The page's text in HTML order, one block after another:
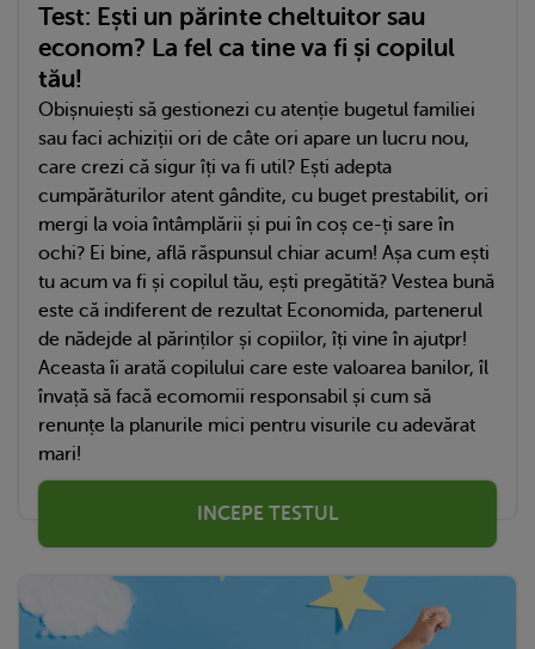
Test: Ești un părinte cheltuitor sau
econom? La fel ca tine va fi și copilul
tău!
Obișnuiești să gestionezi cu atenție bugetul familiei
sau faci achiziții ori de câte ori apare un lucru nou,
care crezi că sigur îți va fi util? Ești adepta
cumpărăturilor atent gândite, cu buget prestabilit, ori
mergi la voia întâmplării și pui în coș ce-ți sare în
ochi? Ei bine, află răspunsul chiar acum! Așa cum ești
tu acum va fi și copilul tău, ești pregătită? Vestea bună
este că indiferent de rezultat Economida, partenerul
de nădejde al părinților și copiilor, îți vine în ajutpr!
Aceasta îi arată copilului care este valoarea banilor, îl
învață să facă ecomomii responsabil și cum să
renunțe la planurile mici pentru visurile cu adevărat
mari!
INCEPE TESTUL